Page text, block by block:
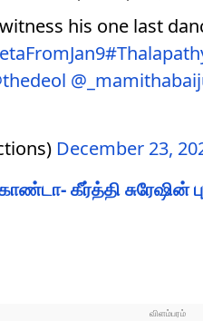
his one last
December 23,
கீர்த்தி சுரேஷின்